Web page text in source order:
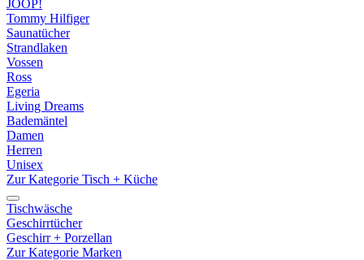
JOOP!
Tommy Hilfiger
Saunatücher
Strandlaken
Vossen
Ross
Egeria
Living Dreams
Bademäntel
Damen
Herren
Unisex
Zur Kategorie Tisch + Küche
Tischwäsche
Geschirrtücher
Geschirr + Porzellan
Zur Kategorie Marken